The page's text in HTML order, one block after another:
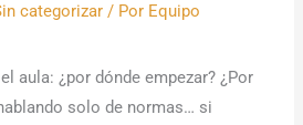
categorizar / Por Equipo
aula: ¿por dónde empezar? ¿Por
solo de normas… si